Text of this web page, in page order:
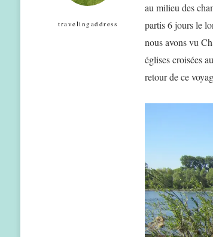
travelingaddress
au milieu des
partis 6 jours le
nous avons vu
églises croisées
retour de ce